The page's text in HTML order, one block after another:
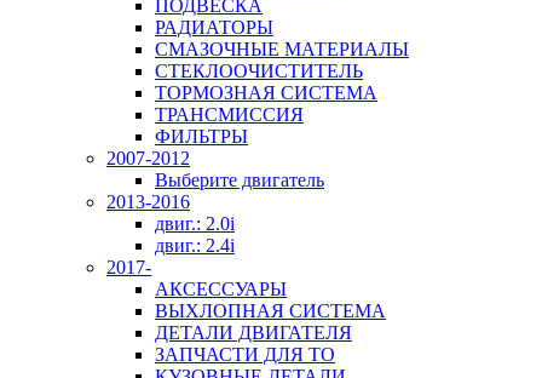
ПОДВЕСКА
РАДИАТОРЫ
СМАЗОЧНЫЕ МАТЕРИАЛЫ
СТЕКЛООЧИСТИТЕЛЬ
ТОРМОЗНАЯ СИСТЕМА
ТРАНСМИССИЯ
ФИЛЬТРЫ
2007-2012
Выберите двигатель
2013-2016
двиг.: 2.0i
двиг.: 2.4i
2017-
АКСЕССУАРЫ
ВЫХЛОПНАЯ СИСТЕМА
ДЕТАЛИ ДВИГАТЕЛЯ
ЗАПЧАСТИ ДЛЯ ТО